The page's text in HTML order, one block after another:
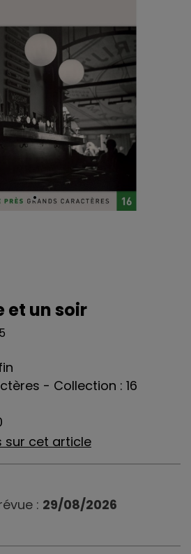
et un soir
- Collection : 16
sur cet article
: 29/08/2026